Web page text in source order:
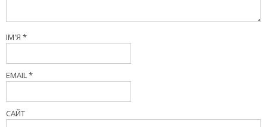
ІМ'Я *
EMAIL*
САЙТ